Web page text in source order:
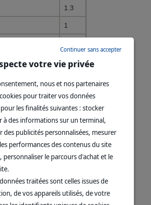
1.3
1
0.8
100g)
92
votre vie privée
nous et nos partenaires
pour traiter vos données
les finalités suivantes : stocker
à des informations sur un terminal,
des publicités personnalisées, mesurer
performances des contenus du site
personnaliser le parcours d'achat et le
traitées sont celles issues de
de vos appareils utilisés, de votre
Continuer sans accepter